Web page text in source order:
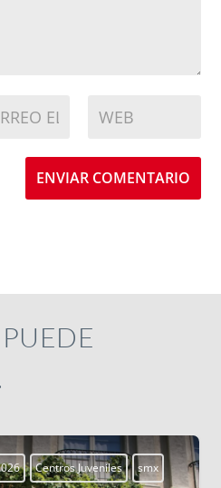
ENVIAR COMENTARIO
Blogs